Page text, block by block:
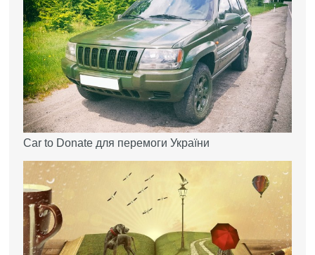
Car to Donate для перемоги України